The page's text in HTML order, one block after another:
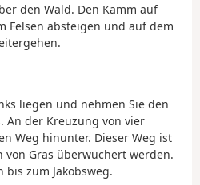
den Wald. Den Kamm auf
Felsen absteigen und auf dem
liegen und nehmen Sie den
An der Kreuzung von vier
Weg hinunter. Dieser Weg ist
Gras überwuchert werden.
bis zum Jakobsweg.